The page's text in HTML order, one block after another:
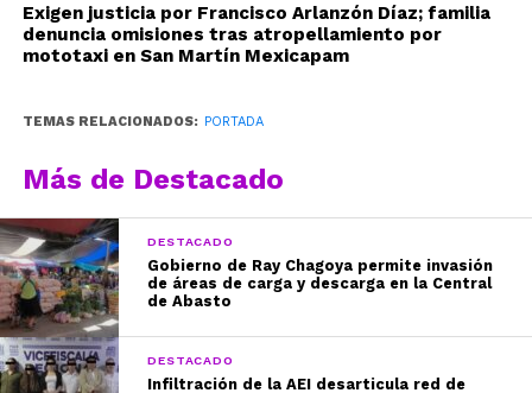
Exigen justicia por Francisco Arlanzón Díaz; familia
denuncia omisiones tras atropellamiento por
mototaxi en San Martín Mexicapam
TEMAS RELACIONADOS: PORTADA
Más de Destacado
DESTACADO
Gobierno de Ray Chagoya permite invasión
de áreas de carga y descarga en la Central
de Abasto
DESTACADO
Infiltración de la AEI desarticula red de